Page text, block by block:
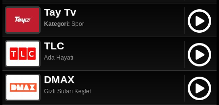
Tay Tv
Kategori: Spor
TLC
Ada Hayatı
DMAX
Gizli Suları Keşfet